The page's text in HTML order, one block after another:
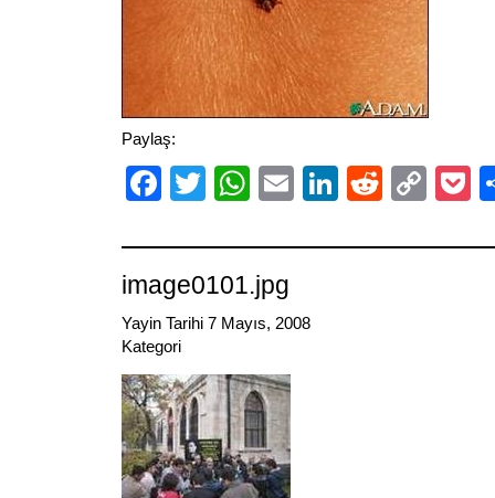
Paylaş:
Facebook
TwitterWhatsApp
EmailLinkedIn
Reddit
image0101.jpg
Yayin Tarihi 7 Mayıs, 2008
Kategori